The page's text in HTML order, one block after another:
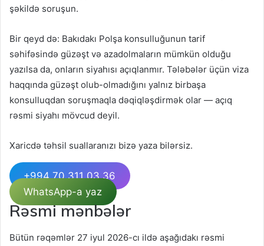
şəkildə soruşun.
Bir qeyd də: Bakıdakı Polşa konsulluğunun tarif
səhifəsində güzəşt və azadolmaların mümkün olduğu
yazılsa da, onların siyahısı açıqlanmır. Tələbələr üçün viza
haqqında güzəşt olub-olmadığını yalnız birbaşa
konsulluqdan soruşmaqla dəqiqləşdirmək olar — açıq
rəsmi siyahı mövcud deyil.
Xaricdə təhsil suallaranızı bizə yaza bilərsiz.
+994 70 311 03 36
WhatsApp-a yaz
Rəsmi mənbələr
Bütün rəqəmlər 27 iyul 2026-cı ildə aşağıdakı rəsmi